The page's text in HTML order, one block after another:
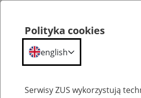
Polityka cookies
english
Serwisy ZUS wykorzystują